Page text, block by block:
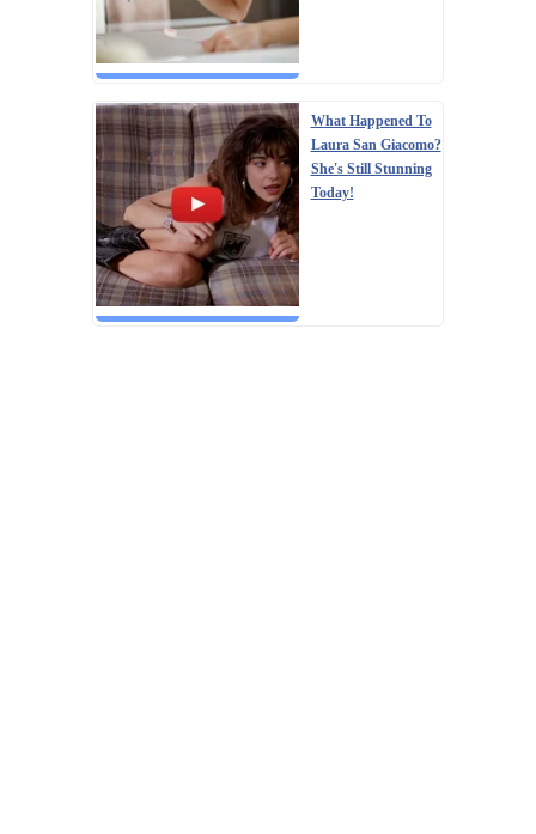
What Happened To
Laura San Giacomo?
She's Still Stunning
Today!